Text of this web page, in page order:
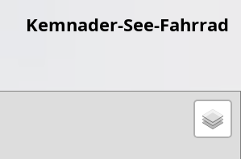
Kemnader-See-Fahrrad